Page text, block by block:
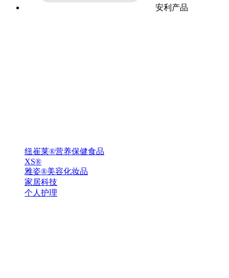
安利产品
纽崔莱®营养保健食品
XS®
雅姿®美容化妆品
家居科技
个人护理